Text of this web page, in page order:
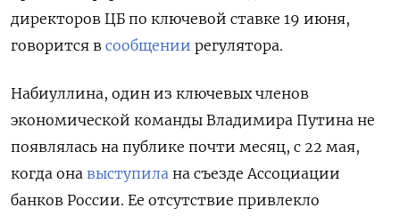
директоров ЦБ по ключевой ставке 19 июня,
говорится в сообщении регулятора.
Набиуллина, один из ключевых членов
экономической команды Владимира Путина не
появлялась на публике почти месяц, с 22 мая,
когда она выступила на съезде Ассоциации
банков России. Ее отсутствие привлекло